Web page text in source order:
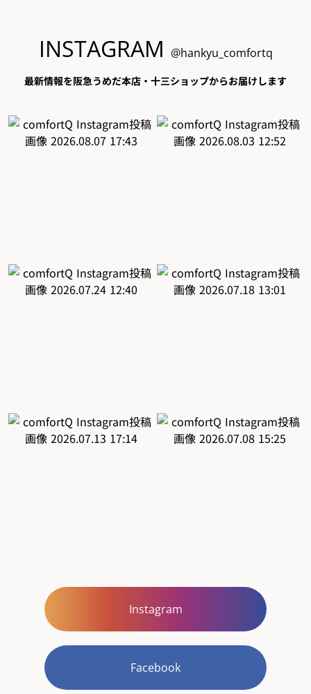
INSTAGRAM @hankyu_comfortq
最新情報を阪急うめだ本店・十三ショップからお届けします
Instagram
Facebook